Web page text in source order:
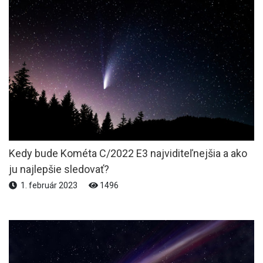
Kedy bude Kométa C/2022 E3 najviditeľnejšia a ako
ju najlepšie sledovať?
1. február 2023 1496